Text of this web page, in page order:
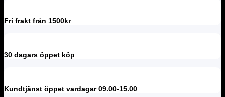
Fri frakt från 1500kr
30 dagars öppet köp
Kundtjänst öppet vardagar 09.00-15.00